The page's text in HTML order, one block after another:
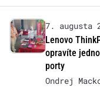
7. augusta
Lenovo
opravíte
porty
Ondrej